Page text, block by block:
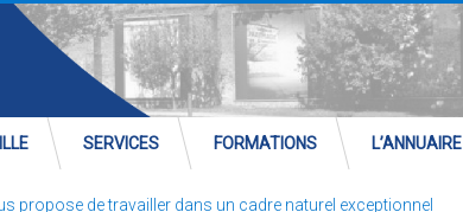
SERVICES FORMATIONS L’ANNUAIRE
propose de travailler dans un cadre naturel exceptionnel